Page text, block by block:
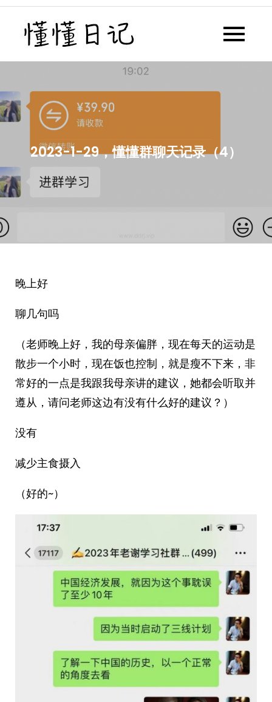
Skip
content
懂懂日记网每天同步更新懂懂学
2023-1-29，懂懂群聊天记录（4）
晚上好
聊几句吗
（老师晚上好，我的母亲偏胖，现在每天的运动是
散步一个小时，现在饭也控制，就是瘦不下来，非
常好的一点是我跟我母亲讲的建议，她都会听取并
遵从，请问老师这边有没有什么好的建议？）
没有
减少主食摄入
（好的~）